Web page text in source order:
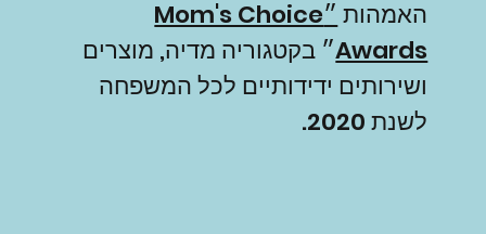
האמהות
״Mom's Choice
Awards״ בקטגוריה מדיה, מוצרים
ושירותים ידידותיים לכל המשפחה
לשנת 2020.